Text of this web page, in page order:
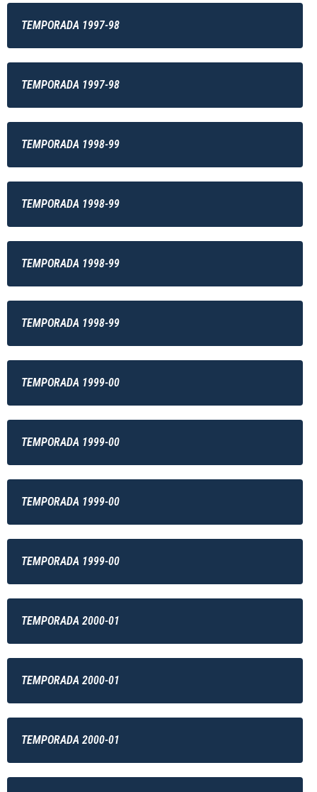
TEMPORADA 1997-98
TEMPORADA 1997-98
TEMPORADA 1998-99
TEMPORADA 1998-99
TEMPORADA 1998-99
TEMPORADA 1998-99
TEMPORADA 1999-00
TEMPORADA 1999-00
TEMPORADA 1999-00
TEMPORADA 1999-00
TEMPORADA 2000-01
TEMPORADA 2000-01
TEMPORADA 2000-01